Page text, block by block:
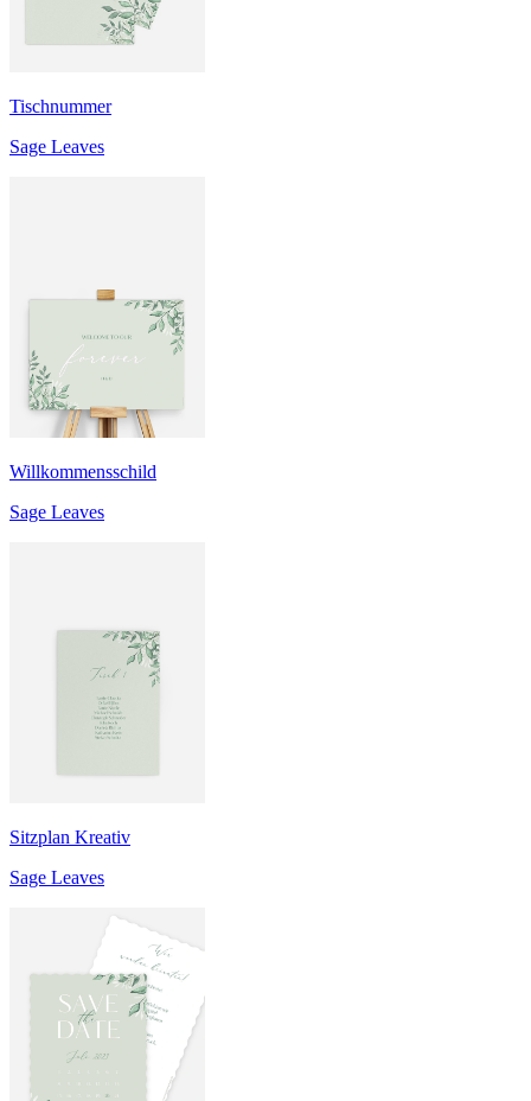
Tischnummer
Sage Leaves
Willkommensschild
Sage Leaves
Sitzplan Kreativ
Sage Leaves